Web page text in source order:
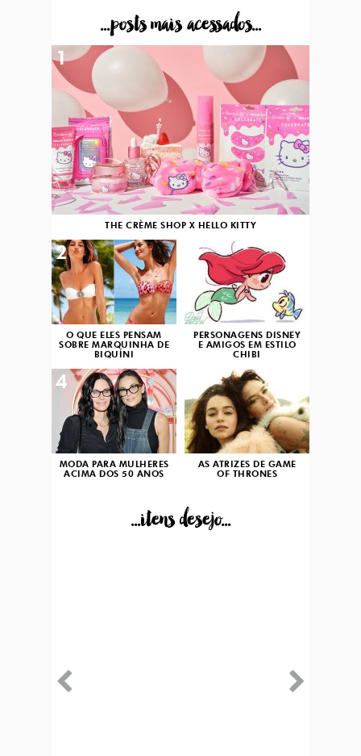
...posts mais acessados...
THE CRÈME SHOP X HELLO KITTY
1
O QUE ELES PENSAM
SOBRE MARQUINHA DE
BIQUÍNI
2
PERSONAGENS DISNEY
E AMIGOS EM ESTILO
CHIBI
3
MODA PARA MULHERES
ACIMA DOS 50 ANOS
4
AS ATRIZES DE GAME
OF THRONES
...itens desejo...